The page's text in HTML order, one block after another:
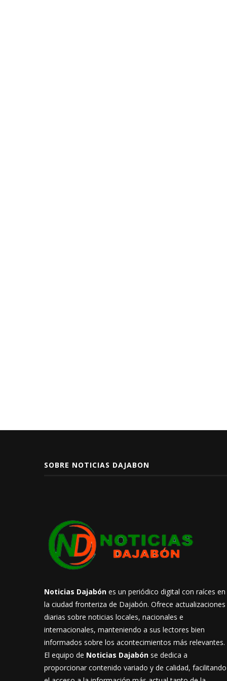
SOBRE NOTICIAS DAJABON
Noticias Dajabón es un periódico digital con raíces en
la ciudad fronteriza de Dajabón. Ofrece actualizaciones
diarias sobre noticias locales, nacionales e
internacionales, manteniendo a sus lectores bien
informados sobre los acontecimientos más relevantes.
El equipo de Noticias Dajabón se dedica a
proporcionar contenido variado y de calidad, facilitando